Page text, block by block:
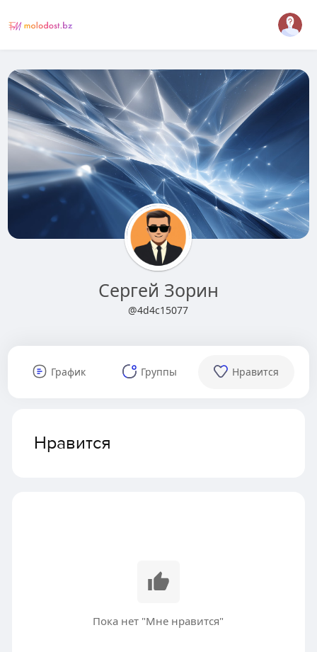
Сергей Зорин
@4d4c15077
График Группы Нравится
Нравится
Пока нет "Мне нравится"